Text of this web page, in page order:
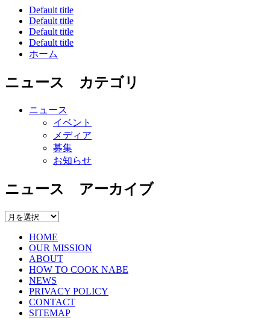
Default title
Default title
Default title
Default title
ホーム
ニュース カテゴリ
ニュース
イベント
メディア
募集
お知らせ
ニュース アーカイブ
ニ
HOME
OUR MISSION
ABOUT
HOW TO COOK NABE
NEWS
PRIVACY POLICY
CONTACT
SITEMAP